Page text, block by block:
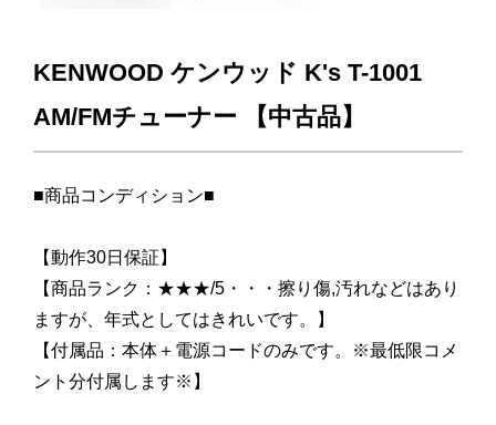
KENWOOD ケンウッド K's T-1001
AM/FMチューナー 【中古品】
■商品コンディション■
【動作30日保証】
【商品ランク：★★★/5・・・擦り傷,汚れなどはあり
ますが、年式としてはきれいです。】
【付属品：本体＋電源コードのみです。※最低限コメ
ント分付属します※】